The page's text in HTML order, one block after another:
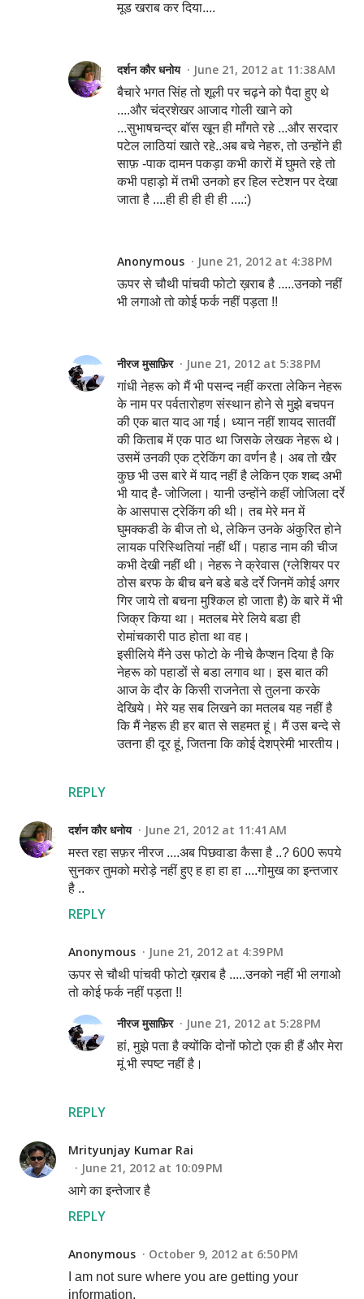
REPLY
मूड खराब कर दिया....
दर्शन कौर धनोय June 21, 2012 at 11:38 AM
बैचारे भगत सिंह तो शूली पर चढ़ने को पैदा हुए थे
....और चंद्रशेखर आजाद गोली खाने को
...सुभाषचन्द्र बॉस खून ही माँगते रहे ...और सरदार
पटेल लाठियां खाते रहे..अब बचे नेहरु, तो उन्होंने ही
साफ़ -पाक दामन पकड़ा कभी कारों में घुमते रहे तो
कभी पहाड़ो में तभी उनको हर हिल स्टेशन पर देखा
जाता है ....ही ही ही ही ही ....:)
Anonymous June 21, 2012 at 4:38 PM
ऊपर से चौथी पांचवी फोटो ख़राब है .....उनको नहीं
भी लगाओ तो कोई फर्क नहीं पड़ता !!
नीरज मुसाफ़िर June 21, 2012 at 5:38 PM
गांधी नेहरू को मैं भी पसन्द नहीं करता लेकिन नेहरू
के नाम पर पर्वतारोहण संस्थान होने से मुझे बचपन
की एक बात याद आ गई। ध्यान नहीं शायद सातवीं
की किताब में एक पाठ था जिसके लेखक नेहरू थे।
उसमें उनकी एक ट्रेकिंग का वर्णन है। अब तो खैर
कुछ भी उस बारे में याद नहीं है लेकिन एक शब्द अभी
भी याद है- जोजिला। यानी उन्होंने कहीं जोजिला दर्रे
के आसपास ट्रेकिंग की थी। तब मेरे मन में
घुमक्कडी के बीज तो थे, लेकिन उनके अंकुरित होने
लायक परिस्थितियां नहीं थीं। पहाड नाम की चीज
कभी देखी नहीं थी। नेहरू ने क्रेवास (ग्लेशियर पर
ठोस बरफ के बीच बने बडे बडे दर्रे जिनमें कोई अगर
गिर जाये तो बचना मुश्किल हो जाता है) के बारे में भी
जिक्र किया था। मतलब मेरे लिये बडा ही
रोमांचकारी पाठ होता था वह।
इसीलिये मैंने उस फोटो के नीचे कैप्शन दिया है कि
नेहरू को पहाडों से बडा लगाव था। इस बात की
आज के दौर के किसी राजनेता से तुलना करके
देखिये। मेरे यह सब लिखने का मतलब यह नहीं है
कि मैं नेहरू ही हर बात से सहमत हूं। मैं उस बन्दे से
उतना ही दूर हूं, जितना कि कोई देशप्रेमी भारतीय।
दर्शन कौर धनोय June 21, 2012 at 11:41 AM
मस्त रहा सफ़र नीरज ....अब पिछवाडा कैसा है ..? 600 रूपये
सुनकर तुमको मरोड़े नहीं हुए ह हा हा हा ....गोमुख का इन्तजार
है ..
REPLY
Anonymous June 21, 2012 at 4:39 PM
ऊपर से चौथी पांचवी फोटो ख़राब है .....उनको नहीं भी लगाओ
तो कोई फर्क नहीं पड़ता !!
REPLY
नीरज मुसाफ़िर June 21, 2012 at 5:28 PM
हां, मुझे पता है क्योंकि दोनों फोटो एक ही हैं और मेरा
मूं भी स्पष्ट नहीं है।
Mrityunjay Kumar Rai
June 21, 2012 at 10:09 PM
आगे का इन्तेजार है
REPLY
Anonymous October 9, 2012 at 6:50 PM
I am not sure where you are getting your
information,